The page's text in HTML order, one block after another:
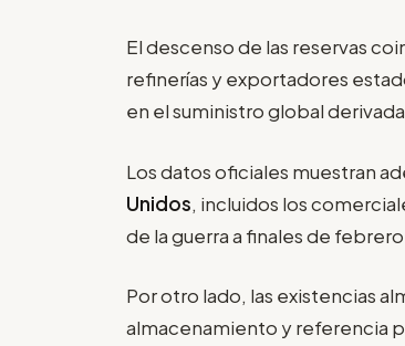
El descenso de las reservas
refinerías y exportadores
en el suministro global
Los datos oficiales muestran
Unidos, incluidos los
de la guerra a finales de
Por otro lado, las existencias
almacenamiento y referencia